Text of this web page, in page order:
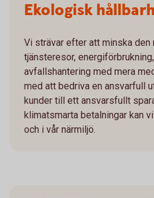
Ekologisk
Vi strävar efter att minska den
tjänsteresor,
avfallshantering med mera
med att bedriva en ansvarfull
kunder till ett ansvarsfullt
klimatsmarta betalningar kan
och i vår närmiljö.